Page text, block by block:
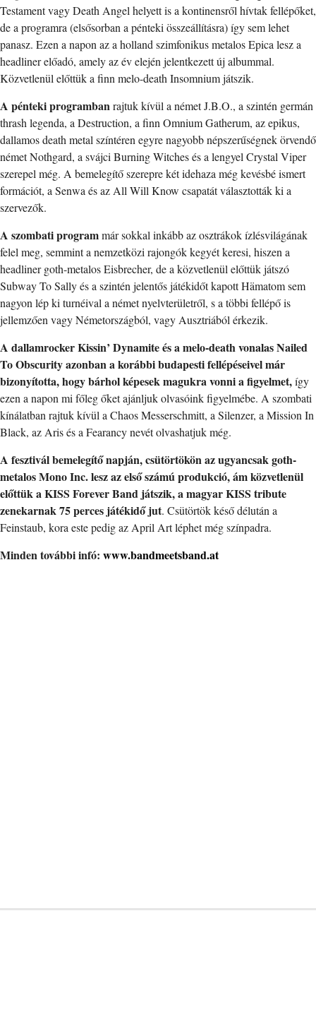
Testament vagy Death Angel helyett is a kontinensről hívtak fellépőket,
de a programra (elsősorban a pénteki összeállításra) így sem lehet
panasz. Ezen a napon az a holland szimfonikus metalos Epica lesz a
headliner előadó, amely az év elején jelentkezett új albummal.
Közvetlenül előttük a finn melo-death Insomnium játszik.
A pénteki programbanrajtuk kívül a német J.B.O., a szintén germán
thrash legenda, a Destruction, a finn Omnium Gatherum, az epikus,
dallamos death metal színtéren egyre nagyobb népszerűségnek örvendő
német Nothgard, a svájci Burning Witches és a lengyel Crystal Viper
szerepel még. A bemelegítő szerepre két idehaza még kevésbé ismert
formációt, a Senwa és az All Will Know csapatát választották ki a
szervezők.
A szombati programmár sokkal inkább az osztrákok ízlésvilágának
felel meg, semmint a nemzetközi rajongók kegyét keresi, hiszen a
headliner goth-metalos Eisbrecher, de a közvetlenül előttük játszó
Subway To Sally és a szintén jelentős játékidőt kapott Hämatom sem
nagyon lép ki turnéival a német nyelvterületről, s a többi fellépő is
jellemzően vagy Németországból, vagy Ausztriából érkezik.
A dallamrocker Kissin’ Dynamite és a melo-death vonalas Nailed
To Obscurity azonban a korábbi budapesti fellépéseivel már
bizonyította, hogy bárhol képesek magukra vonni a figyelmet,így
ezen a napon mi főleg őket ajánljuk olvasóink figyelmébe. A szombati
kínálatban rajtuk kívül a Chaos Messerschmitt, a Silenzer, a Mission In
Black, az Aris és a Fearancy nevét olvashatjuk még.
A fesztivál bemelegítő napján, csütörtökön az ugyancsak goth-
metalos Mono Inc. lesz az első számú produkció, ám közvetlenül
előttük a KISS Forever Band játszik, a magyar KISS tribute
zenekarnak 75 perces játékidő jut. Csütörtök késő délután a
Feinstaub, kora este pedig az April Art léphet még színpadra.
Minden további infó: www.bandmeetsband.at